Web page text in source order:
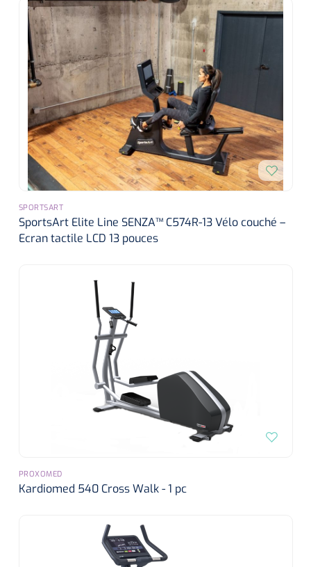
SPORTSART
SportsArt Elite Line SENZA™ C574R-13 Vélo couché –
Ecran tactile LCD 13 pouces
PROXOMED
Kardiomed 540 Cross Walk - 1 pc